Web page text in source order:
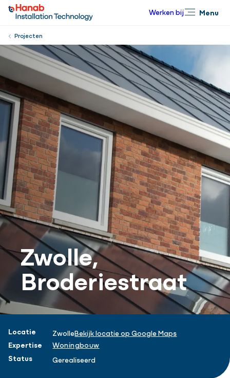
Werken bij Menu
Projecten
Zwolle,
Broderiestraat
Projectinformatie
Locatie ZwolleBekijk locatie op Google Maps
Expertise
Woningbouw
Status
Gerealiseerd
Sluiten